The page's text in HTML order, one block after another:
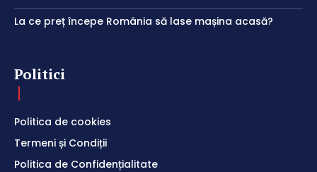
La ce preț începe România să lase mașina acasă?
Politici
Politica de cookies
Termeni și Condiții
Politica de Confidențialitate